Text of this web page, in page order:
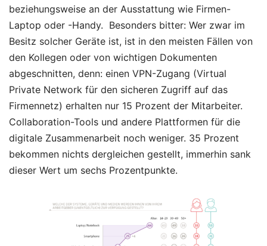
beziehungsweise an der Ausstattung wie Firmen-
Laptop oder -Handy. Besonders bitter: Wer zwar im
Besitz solcher Geräte ist, ist in den meisten Fällen von
den Kollegen oder von wichtigen Dokumenten
abgeschnitten, denn: einen VPN-Zugang (Virtual
Private Network für den sicheren Zugriff auf das
Firmennetz) erhalten nur 15 Prozent der Mitarbeiter.
Collaboration-Tools und andere Plattformen für die
digitale Zusammenarbeit noch weniger. 35 Prozent
bekommen nichts dergleichen gestellt, immerhin sank
dieser Wert um sechs Prozentpunkte.